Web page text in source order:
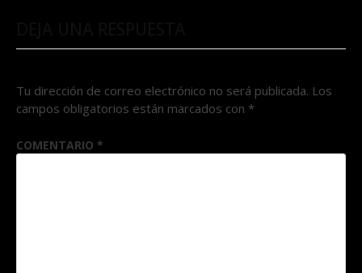
Tu dirección de correo electrónico no será publicada. Los
campos obligatorios están marcados con *
COMENTARIO *